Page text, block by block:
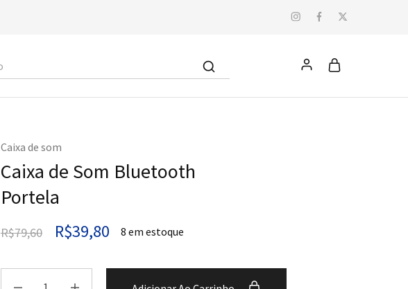
Caixa de som
Caixa de Som Bluetooth
Portela
R$79,60 R$39,80 8 em estoque